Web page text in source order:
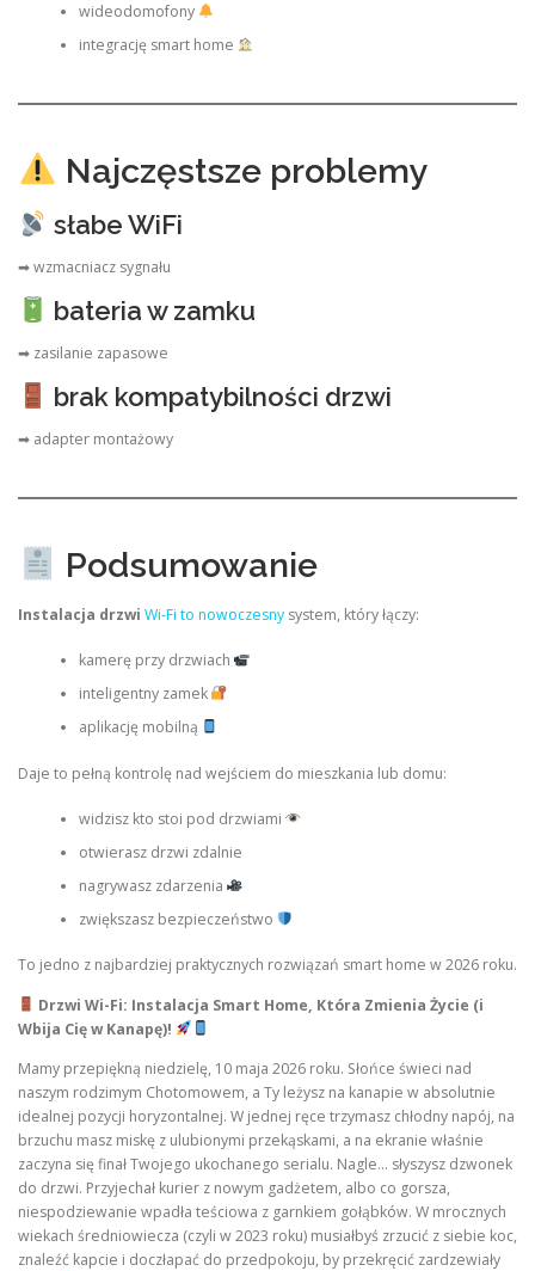
wideodomofony
integrację smart home
Najczęstsze problemy
słabe WiFi
➡ wzmacniacz sygnału
bateria w zamku
➡ zasilanie zapasowe
brak kompatybilności drzwi
➡ adapter montażowy
Podsumowanie
Instalacja drzwi Wi-Fi to nowoczesny system, który łączy:
kamerę przy drzwiach
inteligentny zamek
aplikację mobilną
Daje to pełną kontrolę nad wejściem do mieszkania lub domu:
widzisz kto stoi pod drzwiami
otwierasz drzwi zdalnie
nagrywasz zdarzenia
zwiększasz bezpieczeństwo
To jedno z najbardziej praktycznych rozwiązań smart home w 2026 roku.
Drzwi Wi-Fi: Instalacja Smart Home, Która Zmienia Życie (i
Wbija Cię w Kanapę)!
Mamy przepiękną niedzielę, 10 maja 2026 roku. Słońce świeci nad
naszym rodzimym Chotomowem, a Ty leżysz na kanapie w absolutnie
idealnej pozycji horyzontalnej. W jednej ręce trzymasz chłodny napój, na
brzuchu masz miskę z ulubionymi przekąskami, a na ekranie właśnie
zaczyna się finał Twojego ukochanego serialu. Nagle… słyszysz dzwonek
do drzwi. Przyjechał kurier z nowym gadżetem, albo co gorsza,
niespodziewanie wpadła teściowa z garnkiem gołąbków. W mrocznych
wiekach średniowiecza (czyli w 2023 roku) musiałbyś zrzucić z siebie koc,
znaleźć kapcie i doczłapać do przedpokoju, by przekręcić zardzewiały